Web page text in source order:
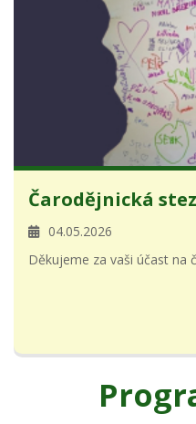
Čarodějnická
04.05.2026
Děkujeme za vaši účast na